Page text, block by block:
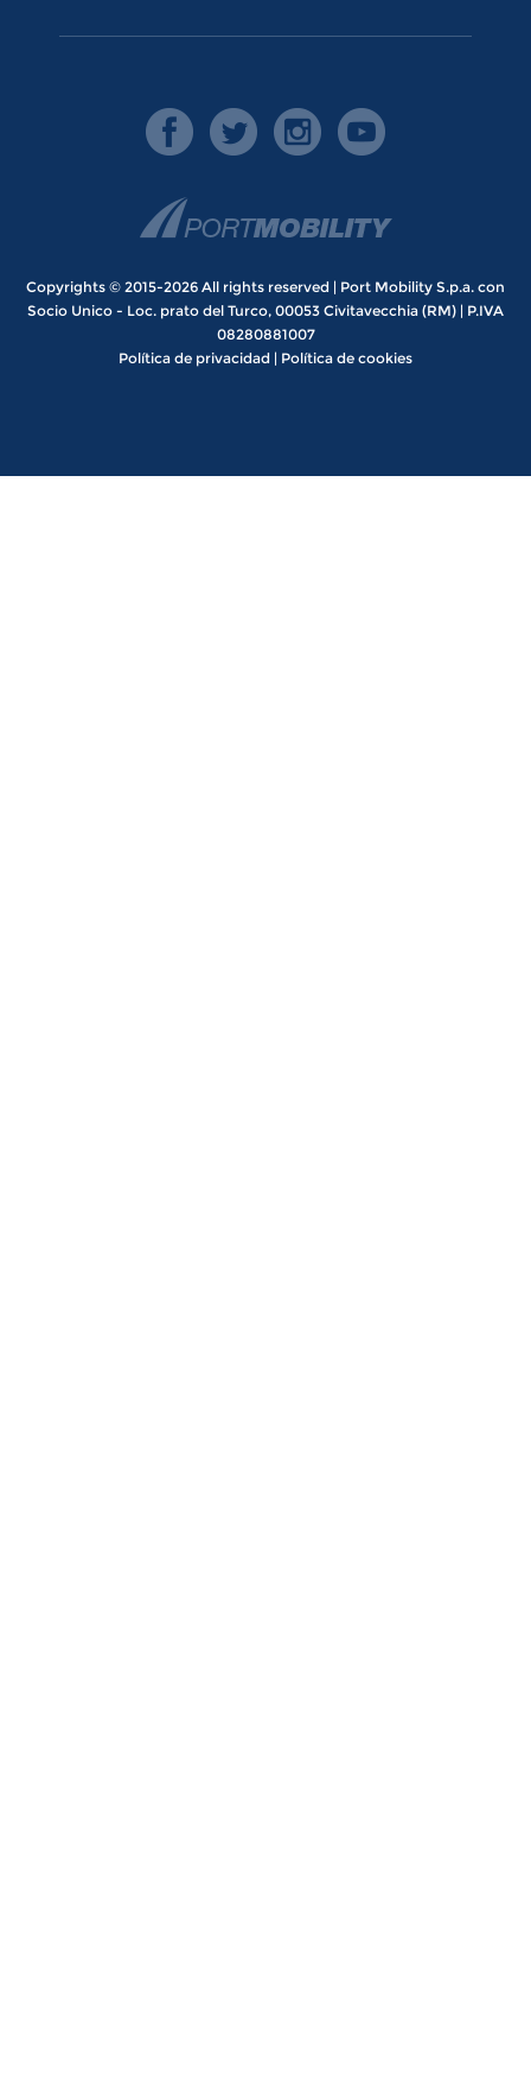
Copyrights © 2015-2026 All rights reserved | Port Mobility S.p.a. con
Socio Unico - Loc. prato del Turco, 00053 Civitavecchia (RM) | P.IVA
08280881007
Política de privacidad | Política de cookies